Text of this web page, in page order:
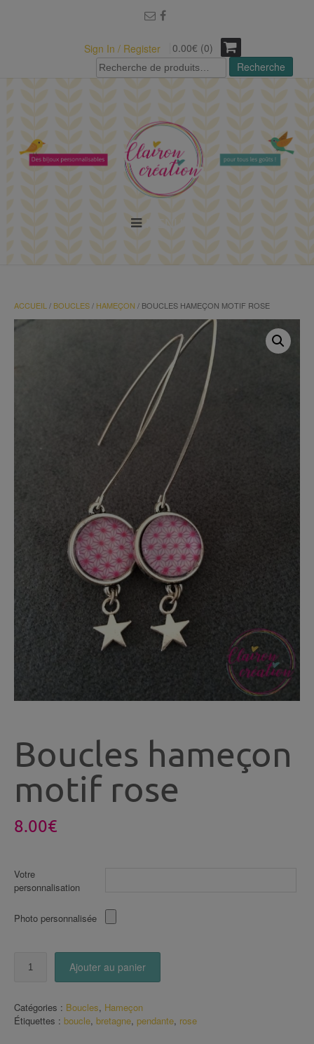
Sign In / Register
0.00€ (0)
Recherche
pour :
Recherche
ACCUEIL / BOUCLES/ HAMEÇON / BOUCLES HAMEÇON MOTIF ROSE
Boucles hameçon
motif rose
8.00€
Votre
personnalisation
Photo personnalisée
motif
rose
Ajouter au panier
Catégories : Boucles, Hameçon
Étiquettes : boucle, bretagne, pendante, rose